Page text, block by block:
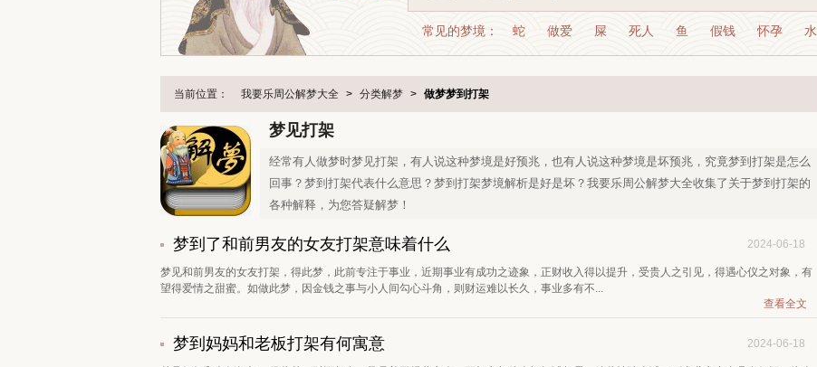
常见的梦境： 蛇 做爱 屎 死人 鱼 假钱 怀孕 水
当前位置： 我要乐周公解梦大全 > 分类解梦 > 做梦梦到打架
梦见打架
经常有人做梦时梦见打架，有人说这种梦境是好预兆，也有人说这种梦境是坏预兆，究竟梦到打架是怎么
回事？梦到打架代表什么意思？梦到打架梦境解析是好是坏？我要乐周公解梦大全收集了关于梦到打架的
各种解释，为您答疑解梦！
梦到了和前男友的女友打架意味着什么 2024-06-18
梦见和前男友的女友打架，得此梦，此前专注于事业，近期事业有成功之迹象，正财收入得以提升，受贵人之引见，得遇心仪之对象，有
望得爱情之甜蜜。如做此梦，因金钱之事与小人间勾心斗角，则财运难以长久，事业多有不...
查看全文
梦到妈妈和老板打架有何寓意 2024-06-18